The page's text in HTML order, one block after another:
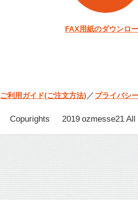
FAX用紙のダウンロ
ご利用ガイド(ご注文方法) ／ プライバシ
Copurights © 2019 ozmesse21 All